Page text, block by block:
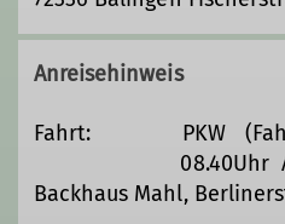
Anreisehinweis
Fahrt: PKW
08.40Uhr
Backhaus Mahl,